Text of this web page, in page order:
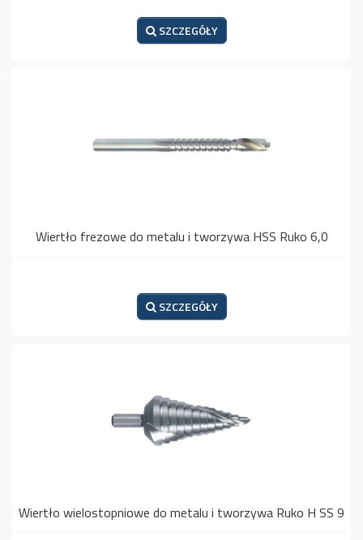
SZCZEGÓŁY
Wiertło frezowe do metalu i tworzywa HSS Ruko 6,0
SZCZEGÓŁY
Wiertło wielostopniowe do metalu i tworzywa Ruko H SS 9